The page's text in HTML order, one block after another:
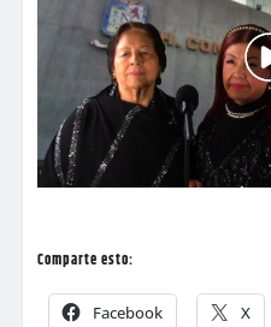
Comparte esto:
Facebook X